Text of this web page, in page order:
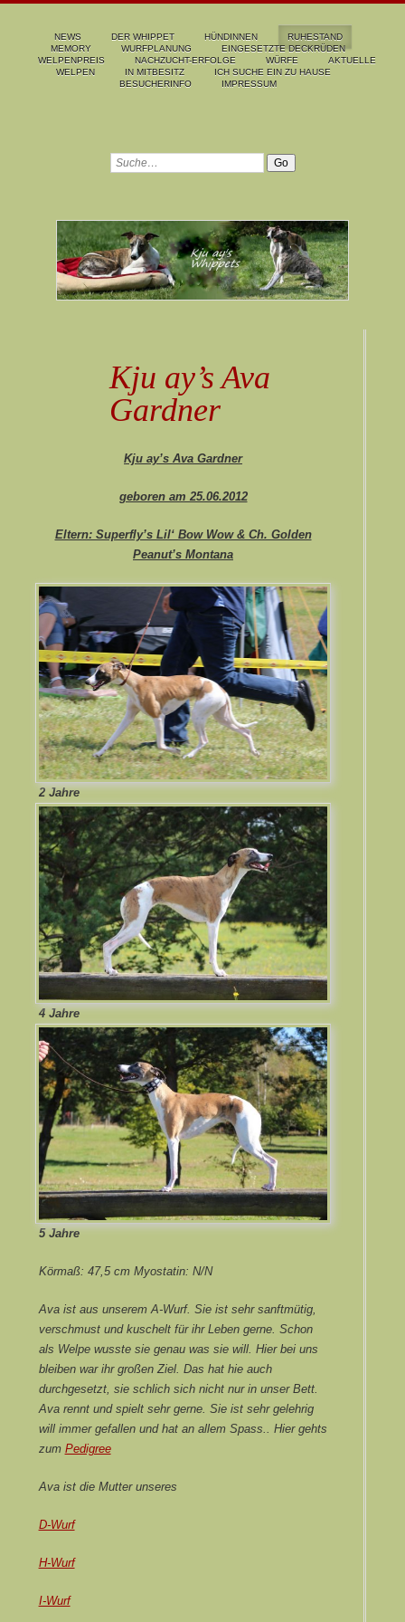
NEWS DER WHIPPET HÜNDINNEN
RUHESTAND
MEMORY
WURFPLANUNG
EINGESETZTE DECKRÜDEN
WELPENPREIS
NACHZUCHT-ERFOLGE WÜRFE
AKTUELLE
WELPEN
IN MITBESITZ
ICH SUCHE EIN ZU HAUSE
BESUCHERINFO
IMPRESSUM
Kju ay’s Ava
Gardner
Kju ay’s Ava Gardner
geboren am 25.06.2012
Eltern: Superfly’s Lil‘ Bow Wow & Ch. Golden
Peanut’s Montana
2 Jahre
4 Jahre
5 Jahre
Körmaß: 47,5 cm Myostatin: N/N
Ava ist aus unserem A-Wurf. Sie ist sehr sanftmütig,
verschmust und kuschelt für ihr Leben gerne. Schon
als Welpe wusste sie genau was sie will. Hier bei uns
bleiben war ihr großen Ziel. Das hat hie auch
durchgesetzt, sie schlich sich nicht nur in unser Bett.
Ava rennt und spielt sehr gerne. Sie ist sehr gelehrig
will immer gefallen und hat an allem Spass.. Hier gehts
zum Pedigree
Ava ist die Mutter unseres
D-Wurf
H-Wurf
I-Wurf